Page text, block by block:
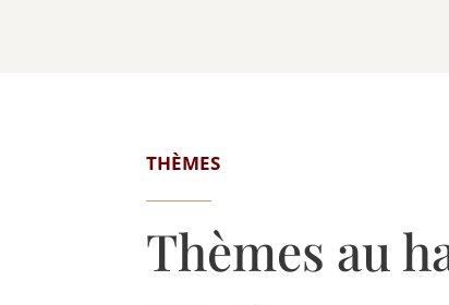
THÈMES
Thèmes au